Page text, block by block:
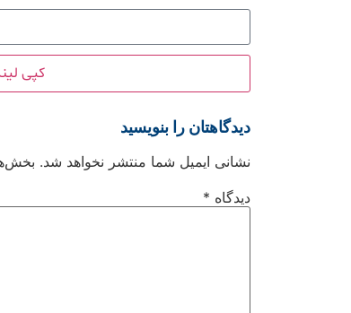
کپی
دیدگاهتان را بنویسید
نشانی ایمیل شما منتشر نخواهد شد.
دیدگاه *